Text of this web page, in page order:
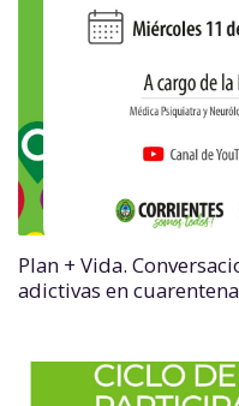
Plan + Vida.
adictivas en